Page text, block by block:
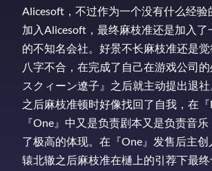
Alicesoft，不过作为一个没有什么经验
加入Alicesoft，最终麻枝准还是加入了
的不知名会社。好景不长麻枝准还是
八字不合，在完成了自己在游戏公司
スクィーン遼子』之后就主动提出退
之后麻枝准顿时好像找回了自我，在
『One』中又是负责剧本又是负责音
了极高的体现。在『One』发售后主创
辕北辙之后麻枝准在樋上的引荐下最